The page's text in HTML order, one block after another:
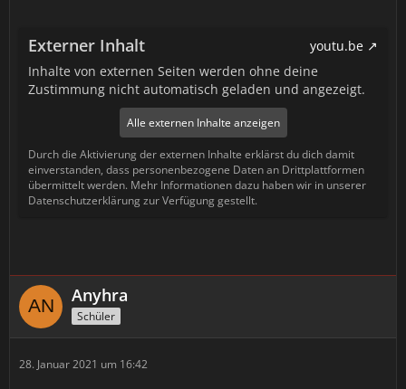
Externer Inhalt
youtu.be
Inhalte von externen Seiten werden ohne deine
Zustimmung nicht automatisch geladen und angezeigt.
Alle externen Inhalte anzeigen
Durch die Aktivierung der externen Inhalte erklärst du dich damit
einverstanden, dass personenbezogene Daten an Drittplattformen
übermittelt werden. Mehr Informationen dazu haben wir in unserer
Datenschutzerklärung zur Verfügung gestellt.
Anyhra
Schüler
28. Januar 2021 um 16:42